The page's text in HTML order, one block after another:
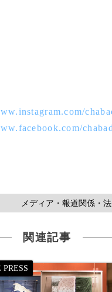
メディア・報道関係・
関連記事